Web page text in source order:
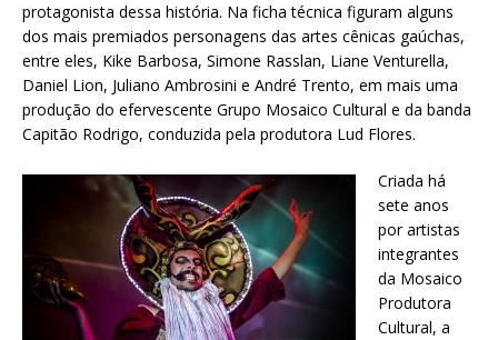
protagonista dessa história. Na ficha técnica figuram alguns
dos mais premiados personagens das artes cênicas gaúchas,
entre eles, Kike Barbosa, Simone Rasslan, Liane Venturella,
Daniel Lion, Juliano Ambrosini e André Trento, em mais uma
produção do efervescente Grupo Mosaico Cultural e da banda
Capitão Rodrigo, conduzida pela produtora Lud Flores.
Criada há
sete anos
por artistas
integrantes
da Mosaico
Produtora
Cultural, a